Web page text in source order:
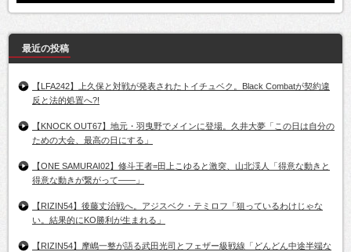
最近の投稿
【LFA242】上久保と対戦が発表されたトイチュベク。Black Combatが契約違
反と法的処置へ?!
【KNOCK OUT67】地元・羽曳野でメインに登場。久井大夢「この日は自分の
ための大会、最高の日にする」
【ONE SAMURAI02】修斗王者=田上こゆると激突、山北渓人「得意な動きと
得意な動きが繋がって――」
【RIZIN54】後藤丈治戦へ。アジスベク・テミロフ「狙っているわけじゃな
い。結果的にKO勝利が生まれる」
【RIZIN54】摩嶋一整が語る武田光司とフェザー級戦線「どんどん中途半端な